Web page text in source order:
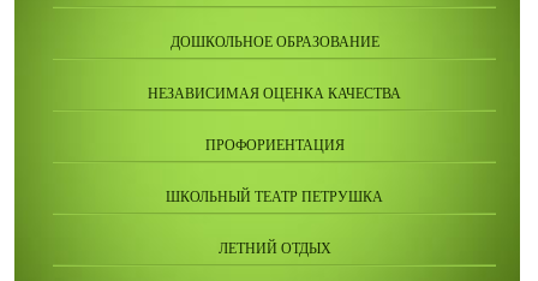
ДОШКОЛЬНОЕ ОБРАЗОВАНИЕ
НЕЗАВИСИМАЯ ОЦЕНКА КАЧЕСТВА
ПРОФОРИЕНТАЦИЯ
ШКОЛЬНЫЙ ТЕАТР ПЕТРУШКА
ЛЕТНИЙ ОТДЫХ